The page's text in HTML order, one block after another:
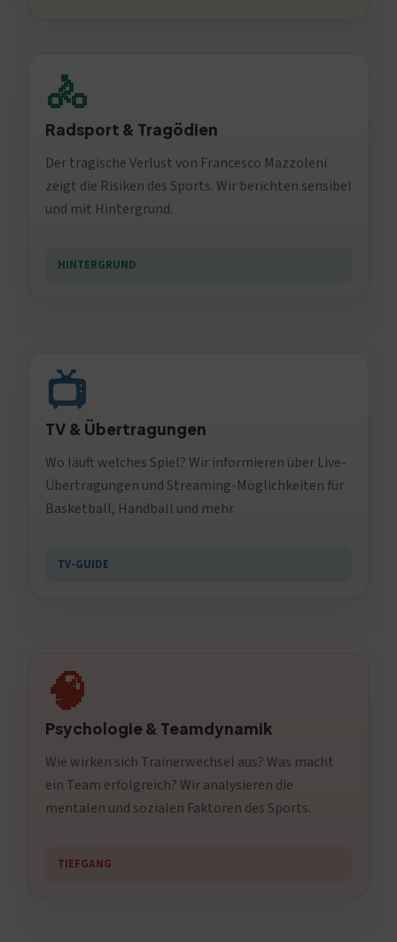
🚴
Radsport & Tragödien
Der tragische Verlust von Francesco Mazzoleni
zeigt die Risiken des Sports. Wir berichten sensibel
und mit Hintergrund.
HINTERGRUND
📺
TV & Übertragungen
Wo läuft welches Spiel? Wir informieren über Live-
Übertragungen und Streaming-Möglichkeiten für
Basketball, Handball und mehr.
TV-GUIDE
🧠
Psychologie & Teamdynamik
Wie wirken sich Trainerwechsel aus? Was macht
ein Team erfolgreich? Wir analysieren die
mentalen und sozialen Faktoren des Sports.
TIEFGANG